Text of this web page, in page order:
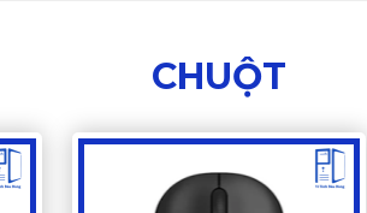
CHUỘT